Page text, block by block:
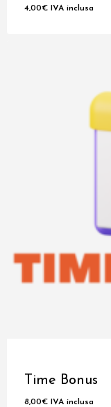
4,00€ IVA inclusa
Time Bonus
8,00€ IVA inclusa